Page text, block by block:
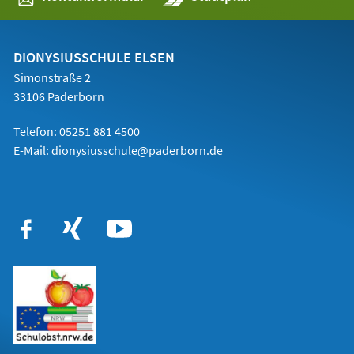
in
einem
Tab)
DIONYSIUSSCHULE ELSEN
Simonstraße 2
33106 Paderborn
Telefon: 05251 881 4500
E-Mail: dionysiusschule@paderborn.de